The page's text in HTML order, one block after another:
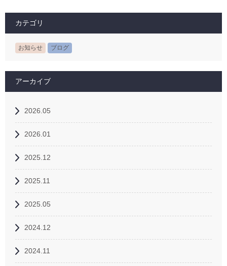
カテゴリ
お知らせ ブログ
アーカイブ
2026.05
2026.01
2025.12
2025.11
2025.05
2024.12
2024.11